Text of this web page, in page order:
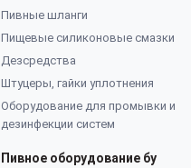
Пивные шланги
Пищевые силиконовые смазки
Дезсредства
Штуцеры, гайки уплотнения
Оборудование для промывки и
дезинфекции систем
Пивное оборудование бу